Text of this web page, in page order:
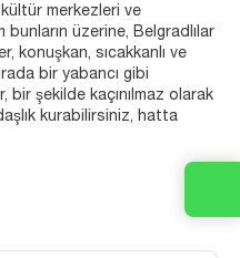
merkezleri ve
bunların üzerine, Belgradlılar
konuşkan, sıcakkanlı ve
bir yabancı gibi
bir şekilde kaçınılmaz olarak
kurabilirsiniz, hatta